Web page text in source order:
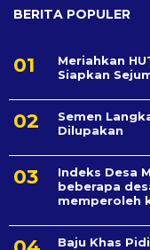
BERITA POPULER
Meriahkan
Siapkan
Semen
Dilupakan
Indeks Desa
beberapa
memperoleh
Baju Khas